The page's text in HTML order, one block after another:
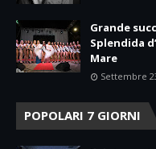
Grande
Splendida
Mare
Settembre
POPOLARI 7 GIORNI